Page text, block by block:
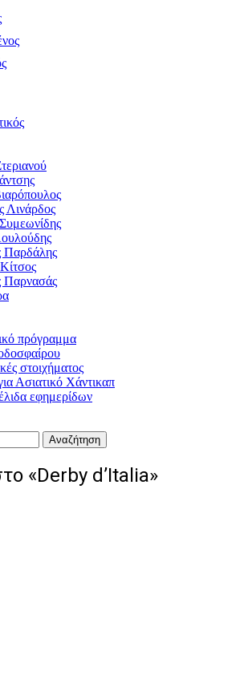
Λινάρδος
Παρδάλης
Παρνασάς
πρόγραμμα
στοιχήματος
Ασιατικό Χάντικαπ
εφημερίδων
«Derby d’Italia»